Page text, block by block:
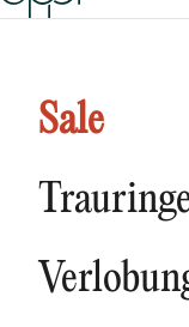
Sale
NEUHEITEN